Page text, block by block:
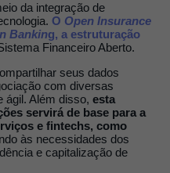
da integração de
O Open Insurance
Banking, a estruturação
Financeiro Aberto.
seus dados
com diversas
ágil. Além disso, esta
servirá de base para a
e fintechs, como
às necessidades dos
e capitalização de